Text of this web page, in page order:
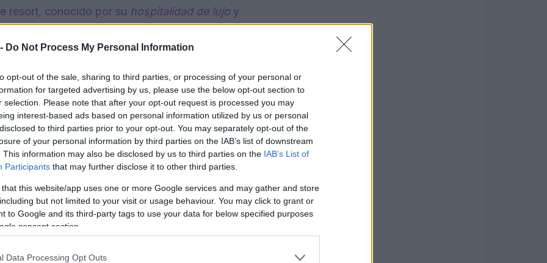
Do Not Process My Personal Information
opt-out of the sale, sharing to third parties, or processing of your personal or
for targeted advertising by us, please use the below opt-out section to
selection. Please note that after your opt-out request is processed you may
interest-based ads based on personal information utilized by us or personal
to third parties prior to your opt-out. You may separately opt-out of the
of your personal information by third parties on the IAB’s list of downstream
This information may also be disclosed by us to third parties on the IAB’s List of
Participants that may further disclose it to other third parties.
that this website/app uses one or more Google services and may gather and store
but not limited to your visit or usage behaviour. You may click to grant or
to Google and its third-party tags to use your data for below specified purposes
consent section.
Data Processing Opt Outs
resort, conocido por su hospitalidad de lujo y
una